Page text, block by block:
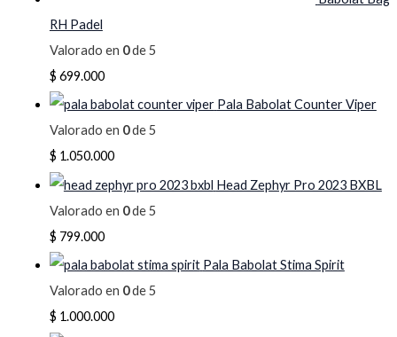
RH Padel
Valorado en 0de 5
$ 699.000
Pala Babolat Counter Viper
Valorado en 0de 5
$ 1.050.000
Head Zephyr Pro 2023 BXBL
Valorado en 0de 5
$ 799.000
Pala Babolat Stima Spirit
Valorado en 0de 5
$ 1.000.000